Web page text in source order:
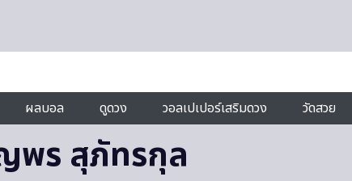
ผลบอล ดูดวง วอลเปเปอร์เสริมดวง วัดสวย
พร สุภัทรกุล